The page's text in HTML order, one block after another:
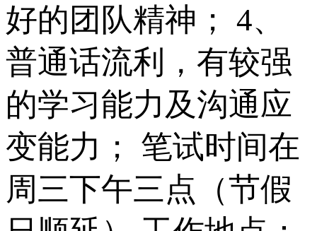
好的团队精神； 4、
普通话流利，有较强
的学习能力及沟通应
变能力； 笔试时间在
周三下午三点（节假